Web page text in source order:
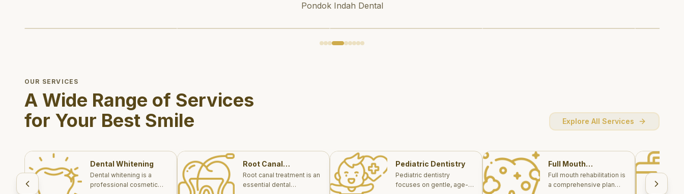
Pondok Indah Dental
OUR SERVICES
A Wide Range of Services
for Your Best Smile
Explore All Services
Dental Whitening
Dental whitening is a
professional cosmetic
Root Canal
Treatments
Root canal treatment is an
essential dental
Pediatric Dentistry
Pediatric dentistry
focuses on gentle, age-
Full Mouth
Rehabilitations
Full mouth rehabilitation is
a comprehensive plan